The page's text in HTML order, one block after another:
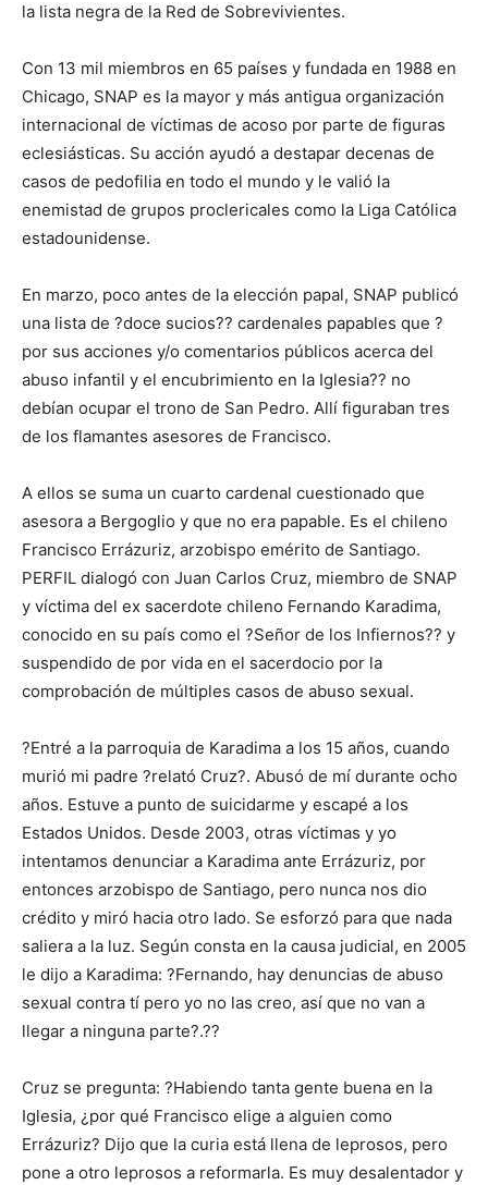
la lista negra de la Red de Sobrevivientes.
Con 13 mil miembros en 65 países y fundada en 1988 en
Chicago, SNAP es la mayor y más antigua organización
internacional de víctimas de acoso por parte de figuras
eclesiásticas. Su acción ayudó a destapar decenas de
casos de pedofilia en todo el mundo y le valió la
enemistad de grupos proclericales como la Liga Católica
estadounidense.
En marzo, poco antes de la elección papal, SNAP publicó
una lista de ?doce sucios?? cardenales papables que ?
por sus acciones y/o comentarios públicos acerca del
abuso infantil y el encubrimiento en la Iglesia?? no
debían ocupar el trono de San Pedro. Allí figuraban tres
de los flamantes asesores de Francisco.
A ellos se suma un cuarto cardenal cuestionado que
asesora a Bergoglio y que no era papable. Es el chileno
Francisco Errázuriz, arzobispo emérito de Santiago.
PERFIL dialogó con Juan Carlos Cruz, miembro de SNAP
y víctima del ex sacerdote chileno Fernando Karadima,
conocido en su país como el ?Señor de los Infiernos?? y
suspendido de por vida en el sacerdocio por la
comprobación de múltiples casos de abuso sexual.
?Entré a la parroquia de Karadima a los 15 años, cuando
murió mi padre ?relató Cruz?. Abusó de mí durante ocho
años. Estuve a punto de suicidarme y escapé a los
Estados Unidos. Desde 2003, otras víctimas y yo
intentamos denunciar a Karadima ante Errázuriz, por
entonces arzobispo de Santiago, pero nunca nos dio
crédito y miró hacia otro lado. Se esforzó para que nada
saliera a la luz. Según consta en la causa judicial, en 2005
le dijo a Karadima: ?Fernando, hay denuncias de abuso
sexual contra tí pero yo no las creo, así que no van a
llegar a ninguna parte?.??
Cruz se pregunta: ?Habiendo tanta gente buena en la
Iglesia, ¿por qué Francisco elige a alguien como
Errázuriz? Dijo que la curia está llena de leprosos, pero
pone a otro leprosos a reformarla. Es muy desalentador y